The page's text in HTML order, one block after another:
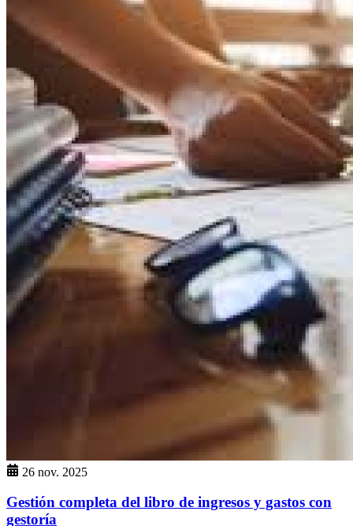
26 nov. 2025
Gestión completa del libro de ingresos y gastos con
gestoría